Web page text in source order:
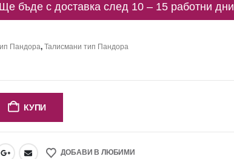
Ще бъде с доставка след 10 – 15 работни дни
Пандора,Талисмани тип Пандора
КУПИ
ДОБАВИ В ЛЮБИМИ